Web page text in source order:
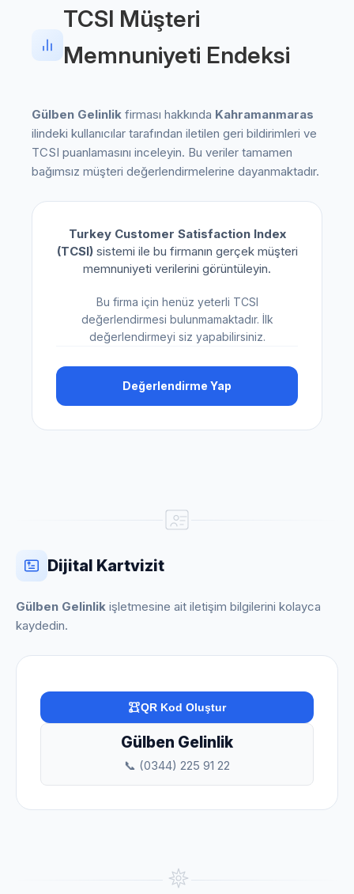
TCSI Müşteri
Memnuniyeti Endeksi
Gülben Gelinlik firması hakkında Kahramanmaras
ilindeki kullanıcılar tarafından iletilen geri bildirimleri ve
TCSI puanlamasını inceleyin. Bu veriler tamamen
bağımsız müşteri değerlendirmelerine dayanmaktadır.
Turkey Customer Satisfaction Index
(TCSI)sistemi ile bu firmanın gerçek müşteri
memnuniyeti verilerini görüntüleyin.
Bu firma için henüz yeterli TCSI
değerlendirmesi bulunmamaktadır. İlk
değerlendirmeyi siz yapabilirsiniz.
Değerlendirme Yap
Dijital Kartvizit
Gülben Gelinlik işletmesine ait iletişim bilgilerini kolayca
kaydedin.
QR Kod Oluştur
Gülben Gelinlik
📞 (0344) 225 91 22